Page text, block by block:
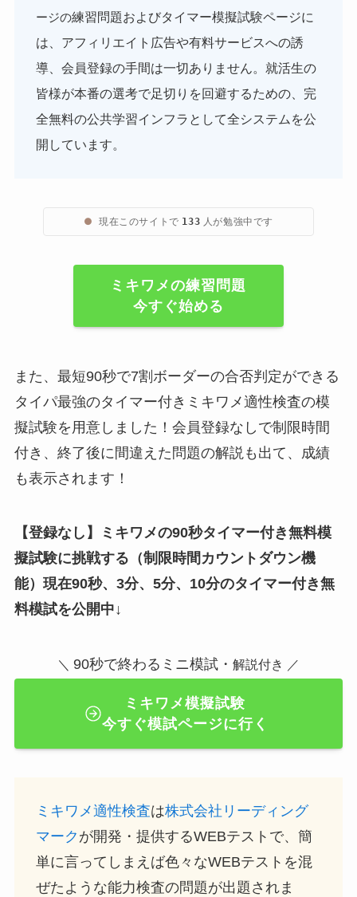
ージの練習問題およびタイマー模擬試験ページに
は、アフィリエイト広告や有料サービスへの誘
導、会員登録の手間は一切ありません。就活生の
皆様が本番の選考で足切りを回避するための、完
全無料の公共学習インフラとして全システムを公
開しています。
● 現在このサイトで 133 人が勉強中です
ミキワメの練習問題
今すぐ始める
また、最短90秒で7割ボーダーの合否判定ができる
タイパ最強のタイマー付きミキワメ適性検査の模
擬試験を用意しました！会員登録なしで制限時間
付き、終了後に間違えた問題の解説も出て、成績
も表示されます！
【登録なし】ミキワメの90秒タイマー付き無料模
擬試験に挑戦する（制限時間カウントダウン機
能）現在90秒、3分、5分、10分のタイマー付き無
料模試を公開中↓
＼ 90秒で終わるミニ模試・ 解説付き ／
ミキワメ模擬試験
今すぐ模試ページに行く
ミキワメ適性検査は株式会社リーディング
マーク が開発・提供するWEBテストで、簡
単に言ってしまえば色々なWEBテストを混
ぜたような能力検査の問題が出題されま